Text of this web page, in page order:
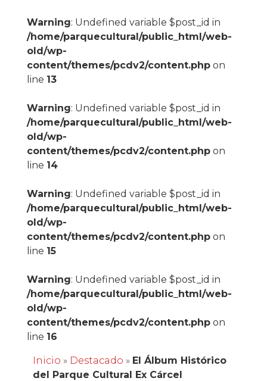
Warning: Undefined variable $post_id in
/home/parquecultural/public_html/web-
old/wp-
content/themes/pcdv2/content.phpon
line 13
Warning: Undefined variable $post_id in
/home/parquecultural/public_html/web-
old/wp-
content/themes/pcdv2/content.phpon
line 14
Warning: Undefined variable $post_id in
/home/parquecultural/public_html/web-
old/wp-
content/themes/pcdv2/content.phpon
line 15
Warning: Undefined variable $post_id in
/home/parquecultural/public_html/web-
old/wp-
content/themes/pcdv2/content.phpon
line 16
Inicio » Destacado » El Álbum Histórico
del Parque Cultural Ex Cárcel